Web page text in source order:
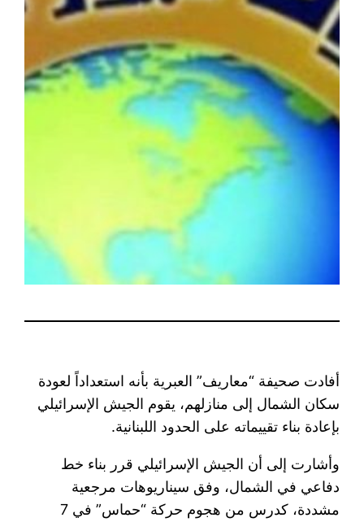
أفادت صحيفة “معاريف” العبرية بأنه استعداداً لعودة
سكان الشمال إلى منازلهم، يقوم الجيش الإسرائيلي
بإعادة بناء تقييماته على الحدود اللبنانية.
وأشارت إلى أن الجيش الإسرائيلي قرر بناء خط
دفاعي في الشمال، وفق سيناريوهات مرجعية
مشددة، كدرس من هجوم حركة “حماس” في 7